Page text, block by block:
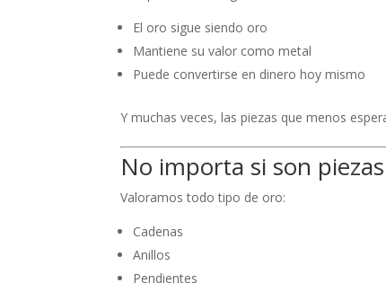
El oro sigue siendo oro
Mantiene su valor como metal
Puede convertirse en dinero hoy mismo
Y muchas veces, las piezas que menos
No importa si son
Valoramos todo tipo de oro:
Cadenas
Anillos
Pendientes